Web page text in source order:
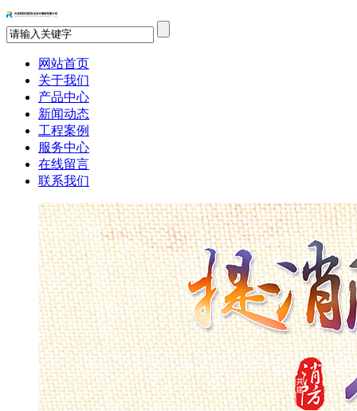
网站首页
关于我们
产品中心
新闻动态
工程案例
服务中心
在线留言
联系我们